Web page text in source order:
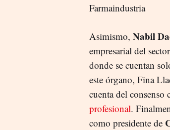
Farmaindustria
Asimismo, Nabil
empresarial del sector
donde se cuentan
este órgano, Fina
cuenta del
profesional.
como presidente de